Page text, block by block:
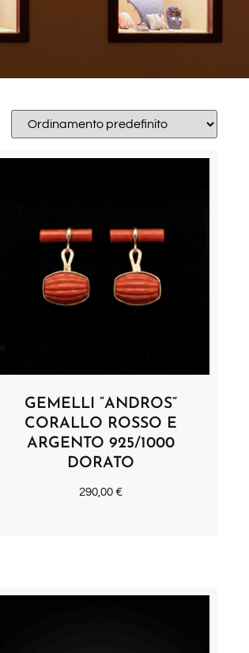
GEMELLI “ANDROS”
CORALLO ROSSO E
ARGENTO 925/1000
DORATO
290,00€